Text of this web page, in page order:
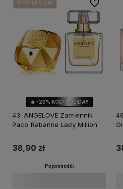
🔥 -20% KOD: HOLIDAY
WYSYŁKA 24H
WYSYŁKA 24H
WYSYŁKA 24H
WYSYŁKA 24H
43. ANGELOVE Zamiennik
Paco Rabanne Lady Million
38,90 zł
Pojemność:
Do